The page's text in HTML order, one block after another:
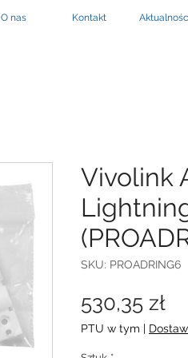
O nas Kontakt
Vivolink
SKU: PROADRING6
530,35 zł
PTU w tym |